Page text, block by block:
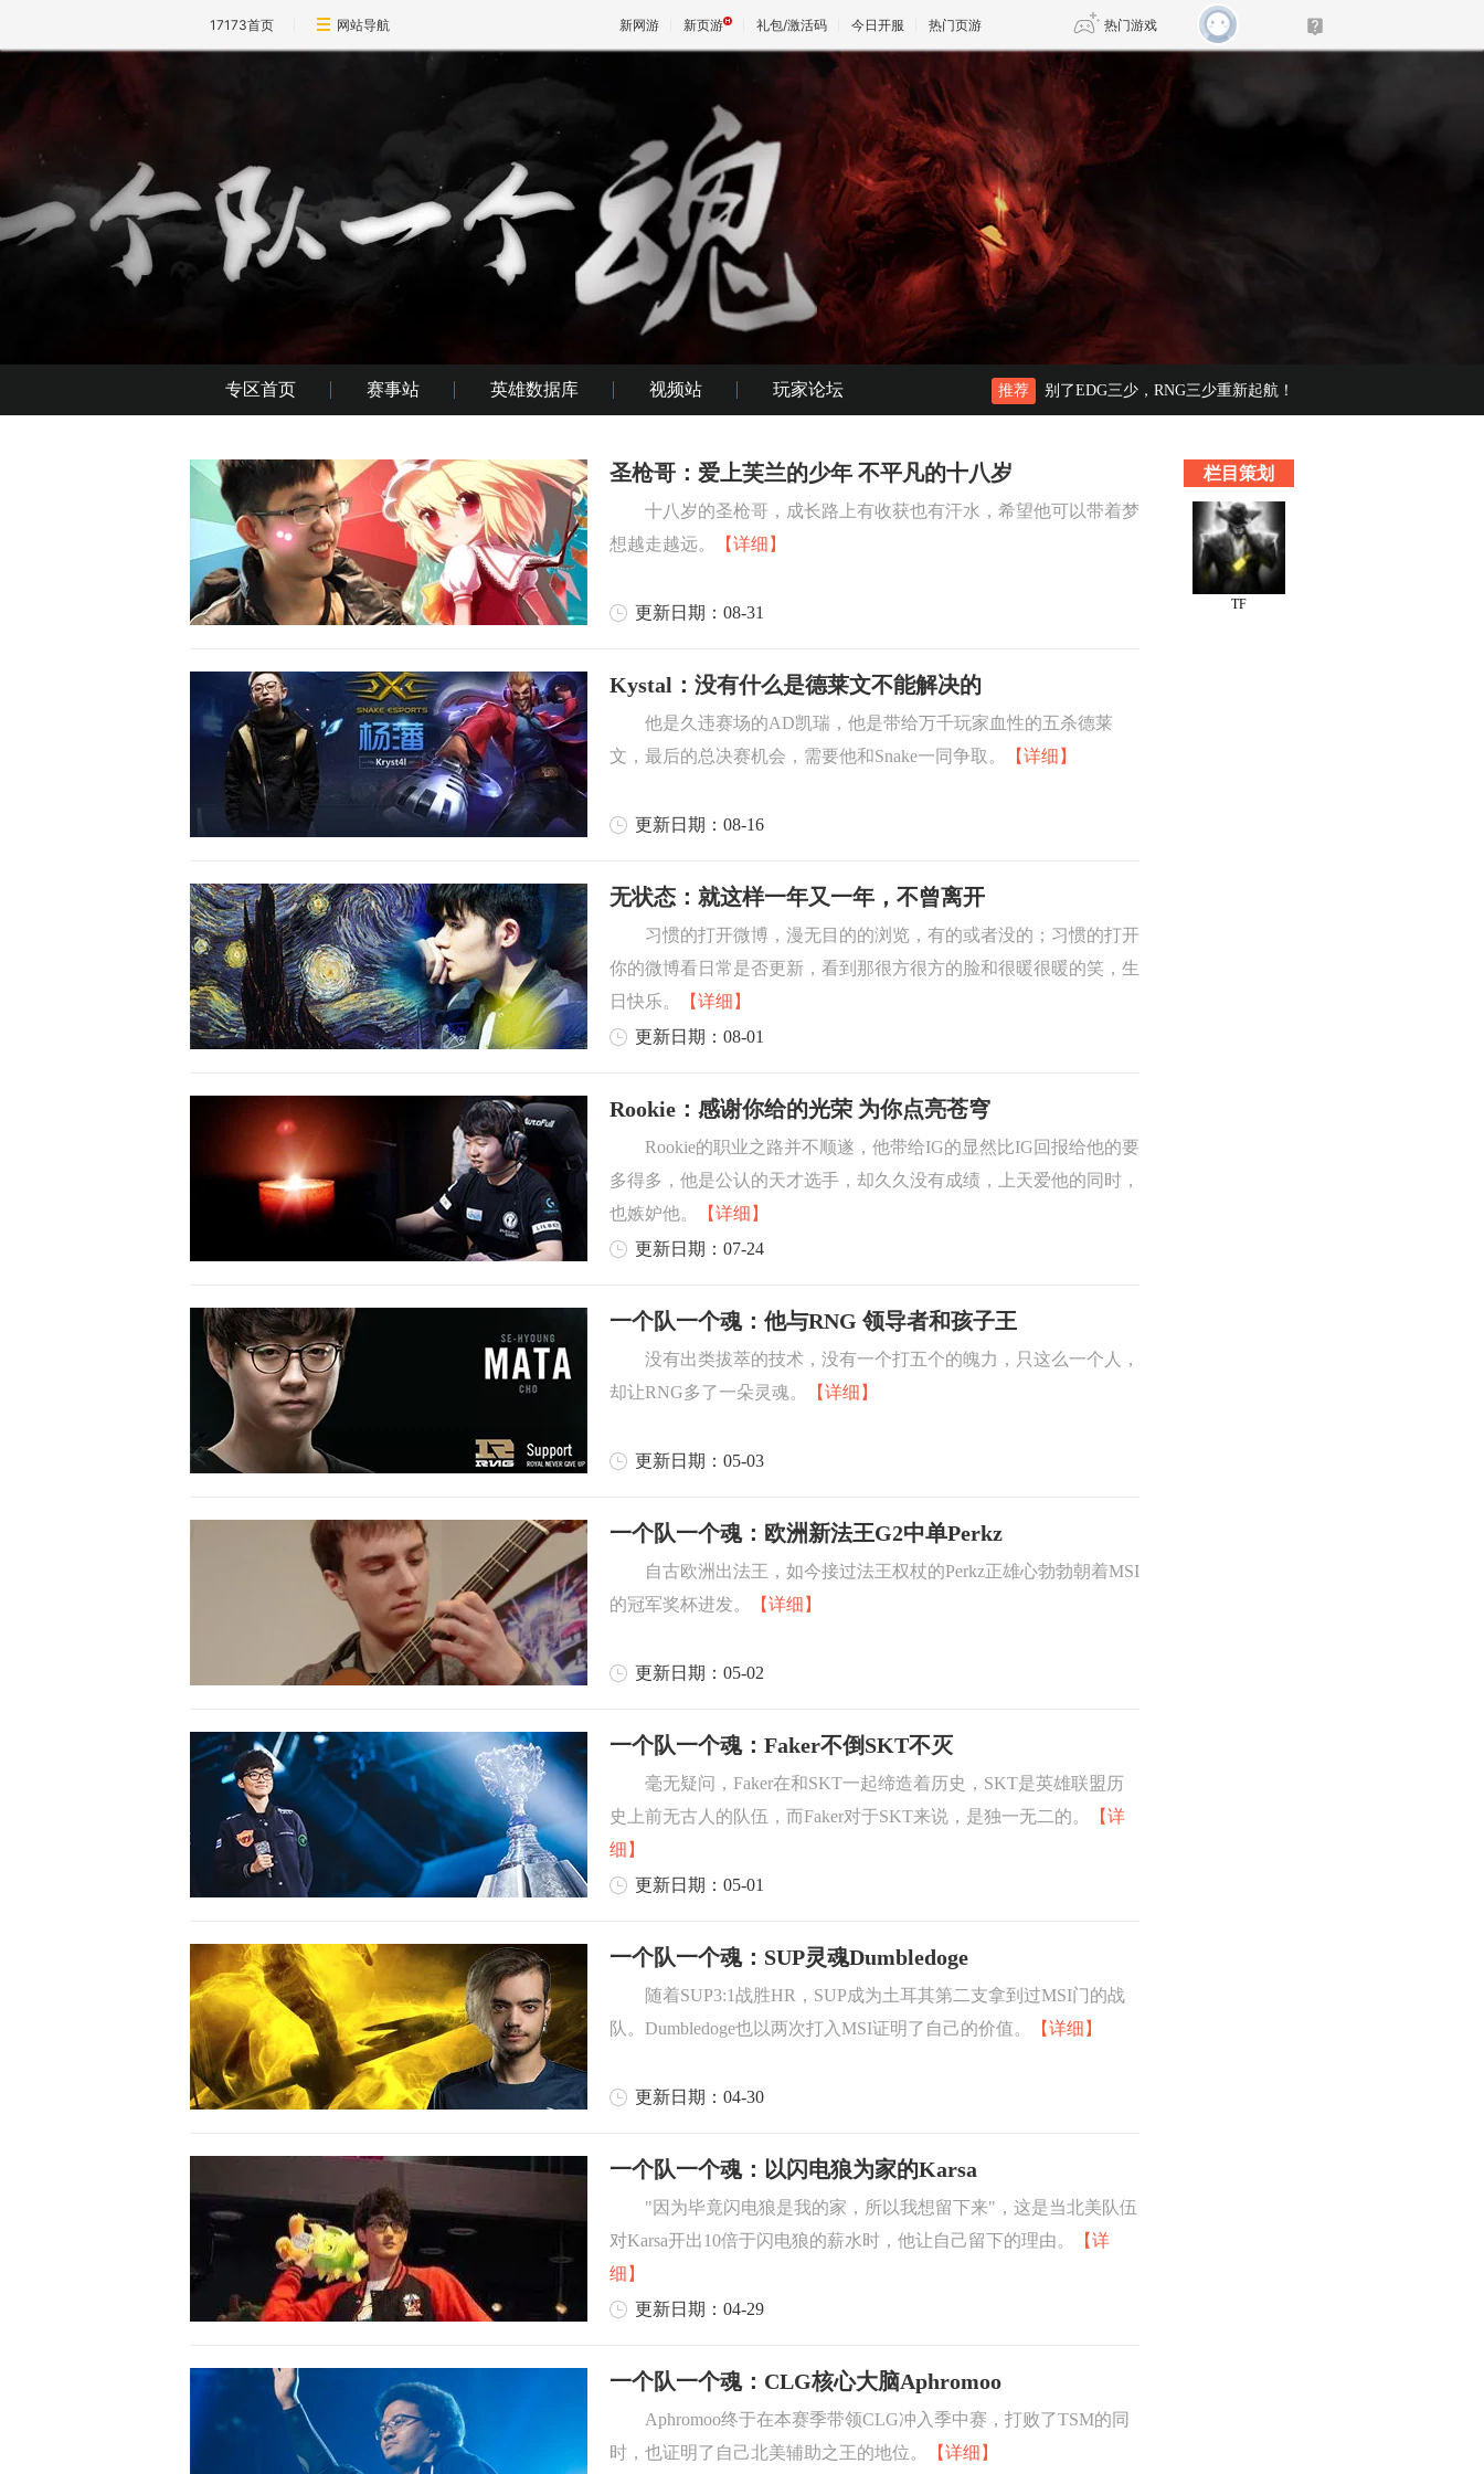
17173首页 网站导航 新网游 新页游 礼包/激活码 今日开服 热门页游 热门游戏
魔兽 传奇4
天堂 剑网3旗舰版
王权与自由 诛仙世界
专区首页 赛事站 英雄数据库 视频站 玩家论坛 推荐 别了EDG三少，RNG三少重新起航！
圣枪哥：爱上芙兰的少年 不平凡的十八岁
十八岁的圣枪哥，成长路上有收获也有汗水，希望他可以带着梦
想越走越远。
【详细】
更新日期：08-31
Kystal：没有什么是德莱文不能解决的
他是久违赛场的AD凯瑞，他是带给万千玩家血性的五杀德莱
文，最后的总决赛机会，需要他和Snake一同争取。
【详细】
更新日期：08-16
无状态：就这样一年又一年，不曾离开
习惯的打开微博，漫无目的的浏览，有的或者没的；习惯的打开
你的微博看日常是否更新，看到那很方很方的脸和很暖很暖的笑，生
日快乐。
【详细】
更新日期：08-01
Rookie：感谢你给的光荣 为你点亮苍穹
Rookie的职业之路并不顺遂，他带给IG的显然比IG回报给他的要
多得多，他是公认的天才选手，却久久没有成绩，上天爱他的同时，
也嫉妒他。
【详细】
更新日期：07-24
一个队一个魂：他与RNG 领导者和孩子王
没有出类拔萃的技术，没有一个打五个的魄力，只这么一个人，
却让RNG多了一朵灵魂。
【详细】
更新日期：05-03
一个队一个魂：欧洲新法王G2中单Perkz
自古欧洲出法王，如今接过法王权杖的Perkz正雄心勃勃朝着MSI
的冠军奖杯进发。
【详细】
更新日期：05-02
一个队一个魂：Faker不倒SKT不灭
毫无疑问，Faker在和SKT一起缔造着历史，SKT是英雄联盟历
史上前无古人的队伍，而Faker对于SKT来说，是独一无二的。
【详
细】
更新日期：05-01
一个队一个魂：SUP灵魂Dumbledoge
随着SUP3:1战胜HR，SUP成为土耳其第二支拿到过MSI门的战
队。Dumbledoge也以两次打入MSI证明了自己的价值。
【详细】
更新日期：04-30
一个队一个魂：以闪电狼为家的Karsa
"因为毕竟闪电狼是我的家，所以我想留下来"，这是当北美队伍
对Karsa开出10倍于闪电狼的薪水时，他让自己留下的理由。
【详
细】
更新日期：04-29
一个队一个魂：CLG核心大脑Aphromoo
Aphromoo终于在本赛季带领CLG冲入季中赛，打败了TSM的同
时，也证明了自己北美辅助之王的地位。
【详细】
栏目策划
TF